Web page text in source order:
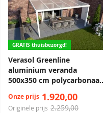
GRATIS thuisbezorgd!
Verasol Greenline
aluminium veranda
500x350 cm polycarbonaat
Originele prijs 2.259,00
Onze prijs 1.920,00